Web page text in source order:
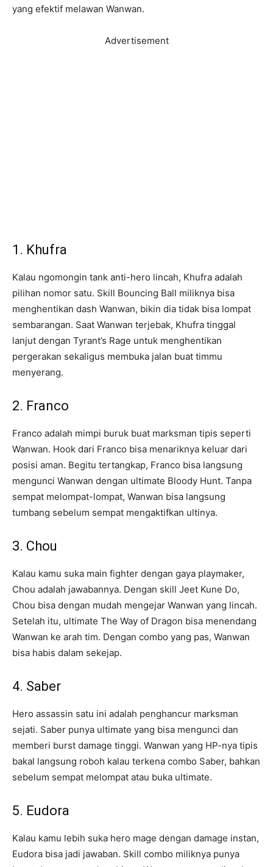
yang efektif melawan Wanwan.
Advertisement
1. Khufra
Kalau ngomongin tank anti-hero lincah, Khufra adalah
pilihan nomor satu. Skill Bouncing Ball miliknya bisa
menghentikan dash Wanwan, bikin dia tidak bisa lompat
sembarangan. Saat Wanwan terjebak, Khufra tinggal
lanjut dengan Tyrant’s Rage untuk menghentikan
pergerakan sekaligus membuka jalan buat timmu
menyerang.
2. Franco
Franco adalah mimpi buruk buat marksman tipis seperti
Wanwan. Hook dari Franco bisa menariknya keluar dari
posisi aman. Begitu tertangkap, Franco bisa langsung
mengunci Wanwan dengan ultimate Bloody Hunt. Tanpa
sempat melompat-lompat, Wanwan bisa langsung
tumbang sebelum sempat mengaktifkan ultinya.
3. Chou
Kalau kamu suka main fighter dengan gaya playmaker,
Chou adalah jawabannya. Dengan skill Jeet Kune Do,
Chou bisa dengan mudah mengejar Wanwan yang lincah.
Setelah itu, ultimate The Way of Dragon bisa menendang
Wanwan ke arah tim. Dengan combo yang pas, Wanwan
bisa habis dalam sekejap.
4. Saber
Hero assassin satu ini adalah penghancur marksman
sejati. Saber punya ultimate yang bisa mengunci dan
memberi burst damage tinggi. Wanwan yang HP-nya tipis
bakal langsung roboh kalau terkena combo Saber, bahkan
sebelum sempat melompat atau buka ultimate.
5. Eudora
Kalau kamu lebih suka hero mage dengan damage instan,
Eudora bisa jadi jawaban. Skill combo miliknya punya